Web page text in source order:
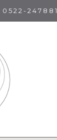
0 5 2 2 - 2 4 7 8 8 1